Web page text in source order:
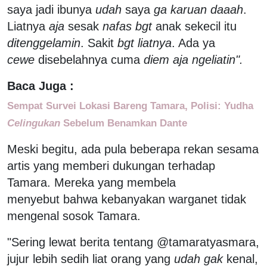
saya jadi ibunya udah saya ga karuan daaah.
Liatnya aja sesak nafas bgtanak sekecil itu
ditenggelamin. Sakit bgt liatnya. Ada ya
cewe disebelahnya cuma diem aja ngeliatin".
Baca Juga :
Sempat Survei Lokasi Bareng Tamara, Polisi: Yudha
Celingukan Sebelum Benamkan Dante
Meski begitu, ada pula beberapa rekan sesama
artis yang memberi dukungan terhadap
Tamara. Mereka yang membela
menyebut bahwa kebanyakan warganet tidak
mengenal sosok Tamara.
"Sering lewat berita tentang @tamaratyasmara,
jujur lebih sedih liat orang yang udah gakkenal,